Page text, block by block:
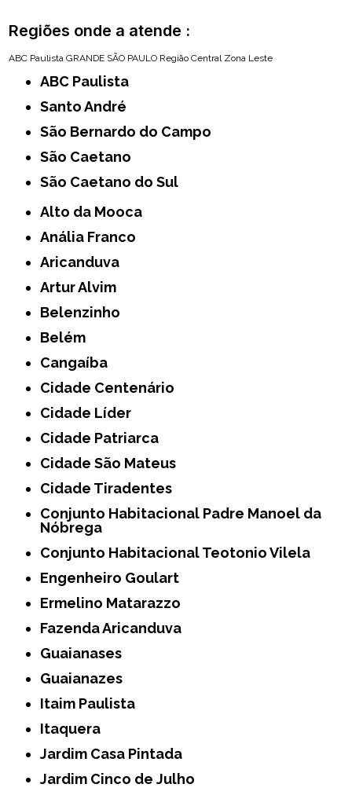
Regiões onde a atende :
ABC Paulista GRANDE SÃO PAULO Região Central Zona Leste
ABC Paulista
Santo André
São Bernardo do Campo
São Caetano
São Caetano do Sul
Alto da Mooca
Anália Franco
Aricanduva
Artur Alvim
Belenzinho
Belém
Cangaíba
Cidade Centenário
Cidade Líder
Cidade Patriarca
Cidade São Mateus
Cidade Tiradentes
Conjunto Habitacional Padre Manoel da
Nóbrega
Conjunto Habitacional Teotonio Vilela
Engenheiro Goulart
Ermelino Matarazzo
Fazenda Aricanduva
Guaianases
Guaianazes
Itaim Paulista
Itaquera
Jardim Casa Pintada
Jardim Cinco de Julho